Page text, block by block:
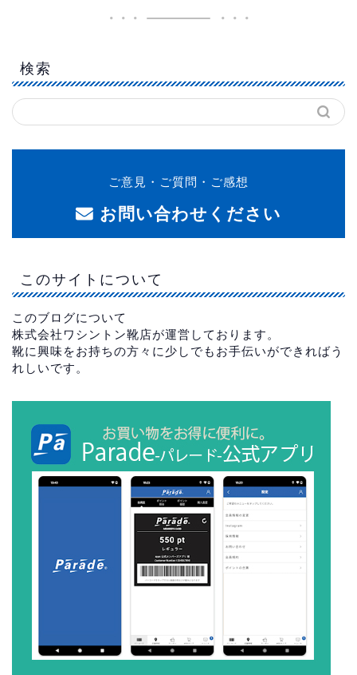
検索
ご意見・ご質問・ご感想
お問い合わせください
このサイトについて
このブログについて
株式会社ワシントン靴店が運営しております。
靴に興味をお持ちの方々に少しでもお手伝いができればう
れしいです。